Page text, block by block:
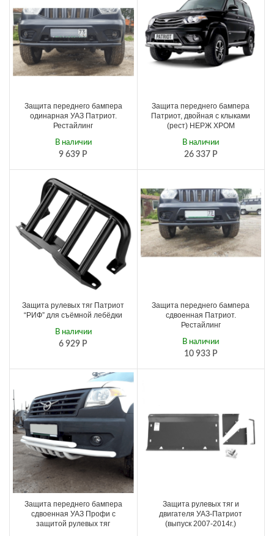
Защита переднего бампера
одинарная УАЗ Патриот.
Рестайлинг
9 639 Р
В наличии
Защита переднего бампера
Патриот, двойная с клыками
(рест) НЕРЖ ХРОМ
26 337 Р
В наличии
Защита рулевых тяг Патриот
“РИФ” для съёмной лебёдки
6 929 Р
В наличии
Защита переднего бампера
сдвоенная Патриот.
Рестайлинг
10 933 Р
В наличии
Защита переднего бампера
сдвоенная УАЗ Профи с
защитой рулевых тяг
Защита рулевых тяг и
двигателя УАЗ-Патриот
(выпуск 2007-2014г.)